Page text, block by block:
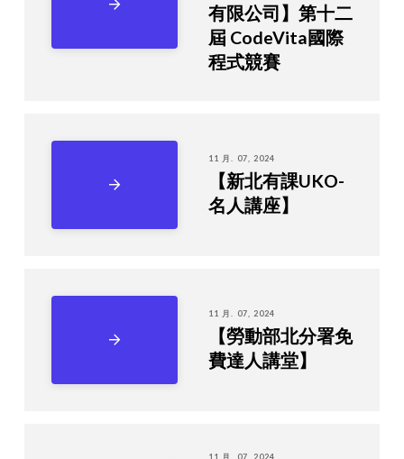
有限公司】第十二
屆 CodeVita國際
程式競賽
11 月. 07, 2024
【新北有課UKO-
名人講座】
11 月. 07, 2024
【勞動部北分署免
費達人講堂】
11 月. 07, 2024